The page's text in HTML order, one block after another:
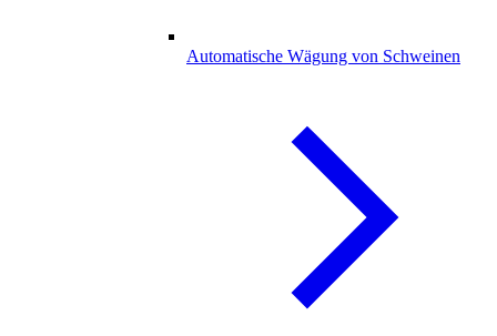
Automatische Wägung von Schweinen